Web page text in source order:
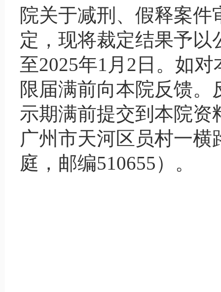
院关于减刑、假释案
定，现将裁定结果予以
至2025年1月2日。如
限届满前向本院反馈
示期满前提交到本院资
广州市天河区员村一
庭，邮编510655）。